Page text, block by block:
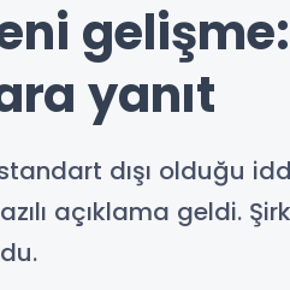
gelişme:
yanıt
dışı olduğu
açıklama geldi.